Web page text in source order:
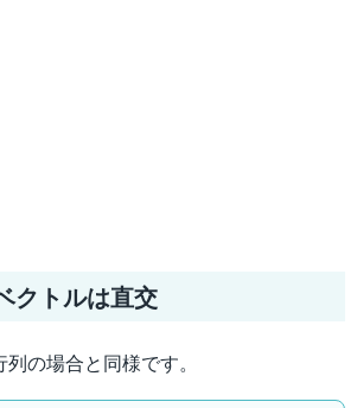
クトルは直交
の場合と同様です。